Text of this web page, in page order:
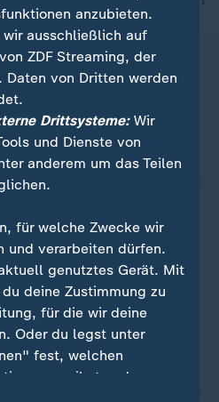
anzubieten.
ausschließlich auf
ZDF Streaming, der
Daten von Dritten werden
Drittsysteme:Wir
und Dienste von
anderem um das Teilen
für welche Zwecke wir
und verarbeiten dürfen.
genutztes Gerät. Mit
deine Zustimmung zu
für die wir deine
Oder du legst unter
fest, welchen
gibst und